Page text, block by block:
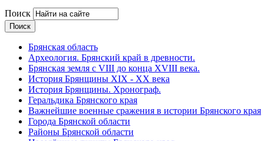
Поиск
Брянская область
Археология. Брянский край в древности.
Брянская земля с VIII до конца XVIII века.
История Брянщины XIX - XX века
История Брянщины. Хронограф.
Геральдика Брянского края
Важнейшие военные сражения в истории Брянского края
Города Брянской области
Районы Брянской области